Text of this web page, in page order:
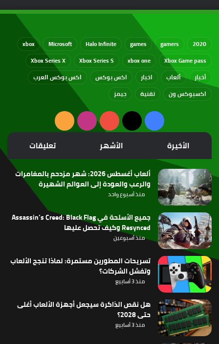
2020
gamers
games
Halo Infinite
Microsoft
xbox
Xbox Game pass
xbox one
Xbox Series S
Xbox Series X
أخبار
ألعاب اخبار اكس بوكس
اكس بوكس العرب
اكسبوكس ون
تقنية جيمز
فيسبوك
‫X
‫YouTubeانستقرامملخص
الموقع
RSS
الأخيرة الأشهر تعليقات
ألعاب أغسطس 2026: شهر مزدحم بالمغامرات
والرعب والعودة إلى العوالم الشهيرة
منذ أسبوع واحد
جميع الأسلحة في Assassin’s Creed: Black Flag
Resynced وكيف تحصل عليها
منذ أسبوعين
تسريحات المطورين مستمرة: لماذا تنجح الألعاب
وتفشل الشركات؟
منذ 3 أسابيع
هل نقص الذاكرة سيجعل أجهزة الألعاب أغلى
حتى 2028؟
منذ 3 أسابيع